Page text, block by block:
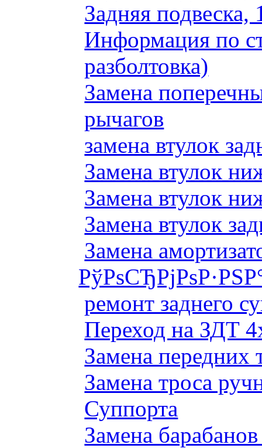
Задняя
Информация по
разболтовка)
Замена
рычагов
замена втулок
Замена втулок
Замена втулок
Замена втулок
Замена
ремонт заднего
Переход на ЗДТ
Замена передних
Замена троса
Суппорта
Замена